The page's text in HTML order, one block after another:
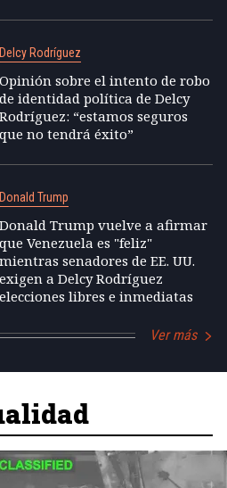
Delcy Rodríguez
Opinión sobre el intento de robo
de identidad política de Delcy
Rodríguez: “estamos seguros
que no tendrá éxito”
Donald Trump
Donald Trump vuelve a afirmar
que Venezuela es "feliz"
mientras senadores de EE. UU.
exigen a Delcy Rodríguez
elecciones libres e inmediatas
Ver más